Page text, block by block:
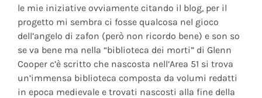
le mie iniziative ovviamente citando il blog, per il
progetto mi sembra ci fosse qualcosa nel gioco
dell’angelo di zafon (però non ricordo bene) e son so
se va bene ma nella “biblioteca dei morti” di Glenn
Cooper c’è scritto che nascosta nell’Area 51 si trova
un’immensa biblioteca composta da volumi redatti
in epoca medievale e trovati nascosti alla fine della